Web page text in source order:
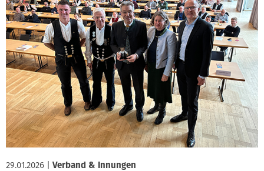
29.01.2026 Verband & Innungen